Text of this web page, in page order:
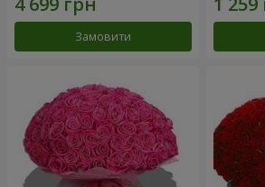
Замовити